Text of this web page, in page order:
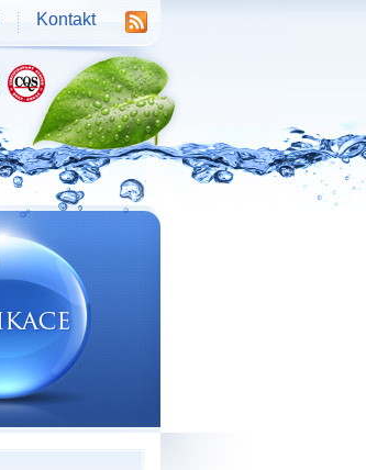
Kontakt